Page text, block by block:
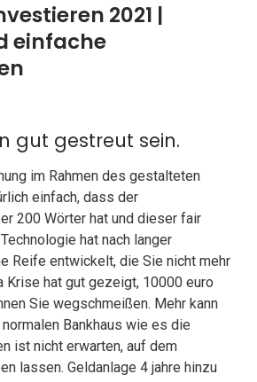
2021 |
einfache
gut gestreut sein.
im Rahmen des gestalteten
einfach, dass der
200 Wörter hat und dieser fair
hat nach langer
Reife entwickelt, die Sie nicht mehr
Krise hat gut gezeigt, 10000 euro
Sie wegschmeißen. Mehr kann
Bankhaus wie es die
ist nicht erwarten, auf dem
lassen. Geldanlage 4 jahre hinzu